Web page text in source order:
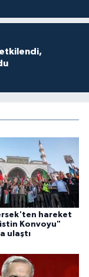
hareket
Konvoyu"
ulaştı